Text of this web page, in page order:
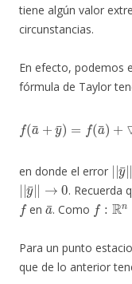
tiene algún valor
circunstancias.
En efecto, podemos
fórmula de Taylor
en donde el error
| y
|| y¯||
→ 0
. Recuerda
f
en
¯
. Como
f:Rn→
Para un punto
que de lo anterior